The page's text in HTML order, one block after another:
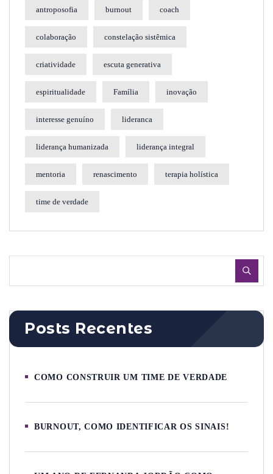
antroposofia burnout coach
colaboração constelação sistêmica
criatividade escuta generativa
espiritualidade Família inovação
interesse genuíno lideranca
liderança humanizada liderança integral
mentoria renascimento terapia holística
time de verdade
Posts Recentes
COMO CONSTRUIR UM TIME DE VERDADE
BURNOUT, COMO IDENTIFICAR OS SINAIS!